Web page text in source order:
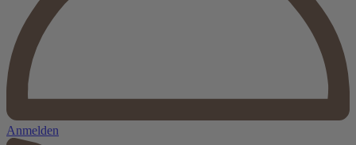
Anmelden